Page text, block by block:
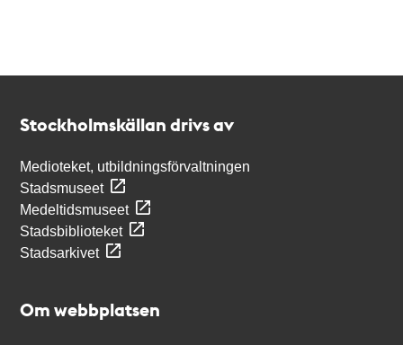
Stockholmskällan drivs av
Medioteket, utbildningsförvaltningen
Stadsmuseet
Medeltidsmuseet
Stadsbiblioteket
Stadsarkivet
Om webbplatsen